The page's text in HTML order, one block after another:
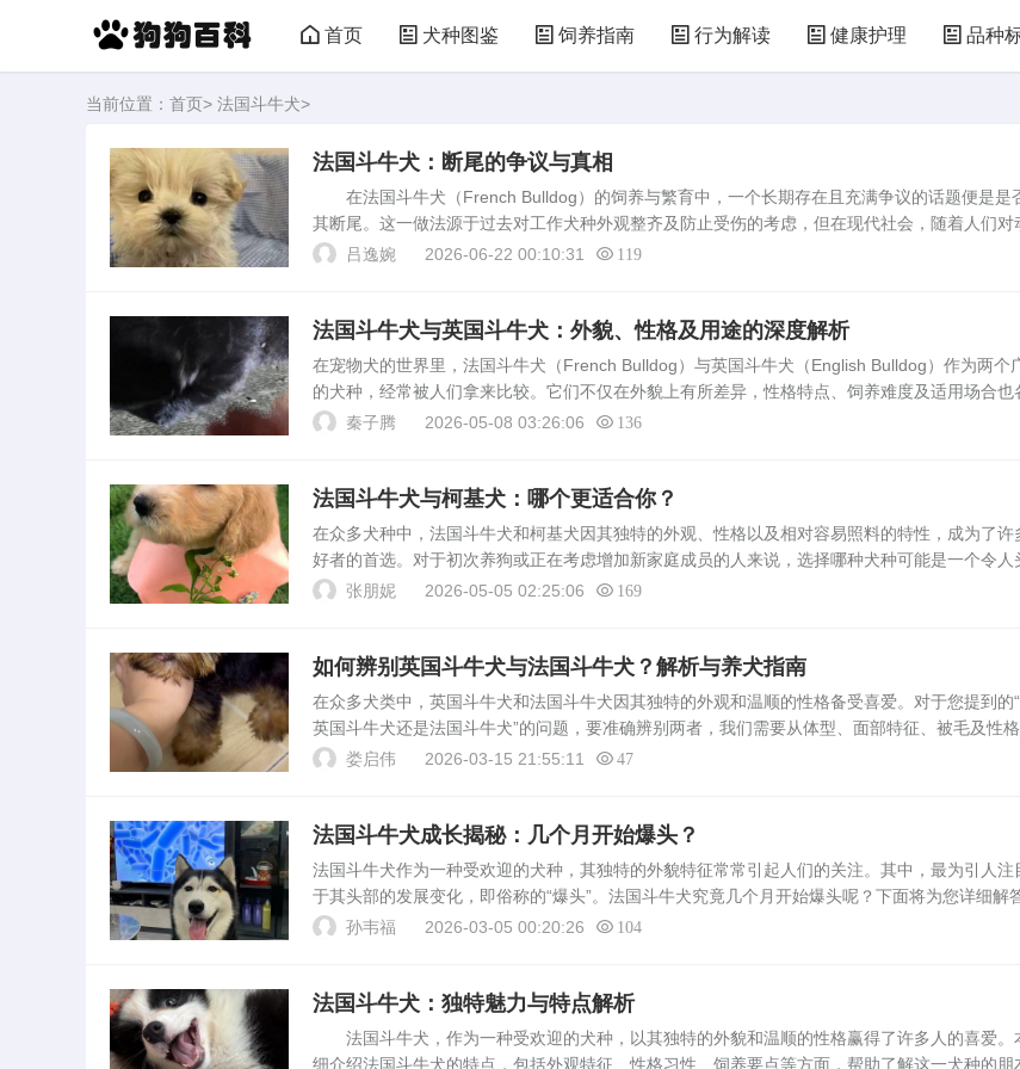
首页 犬种图鉴 饲养指南 行为解读 健康护理 品种
当前位置： 首页> 法国斗牛犬>
法国斗牛犬：断尾的争议与真相
在法国斗牛犬（French Bulldog）的饲养与繁育中，一个长期存在且充满争议的话题便是是
其断尾。这一做法源于过去对工作犬种外观整齐及防止受伤的考虑，但在现代社会，随着人们对
和自然状态的重视，这一传统做法受到了前所未有的质疑。本文旨在通过分析断尾的背景、科学
吕逸婉 2026-06-22 00:10:31 119
法国斗牛犬与英国斗牛犬：外貌、性格及用途的深度解析
在宠物犬的世界里，法国斗牛犬（French Bulldog）与英国斗牛犬（English Bulldog）作为两个
的犬种，经常被人们拿来比较。它们不仅在外貌上有所差异，性格特点、饲养难度及适用场合也
色。本文旨在通过数据和实际观察，深入探讨这两种犬只的异同，帮助潜在的主人做出更明智的
秦子腾 2026-05-08 03:26:06 136
法国斗牛犬与柯基犬：哪个更适合你？
在众多犬种中，法国斗牛犬和柯基犬因其独特的外观、性格以及相对容易照料的特性，成为了许
好者的首选。对于初次养狗或正在考虑增加新家庭成员的人来说，选择哪种犬种可能是一个令人
题。本文将基于两者的性格特点、健康状况、护理需求、训练难易度以及饲养成本等方面，进行
张朋妮 2026-05-05 02:25:06 169
如何辨别英国斗牛犬与法国斗牛犬？解析与养犬指南
在众多犬类中，英国斗牛犬和法国斗牛犬因其独特的外观和温顺的性格备受喜爱。对于您提到的
英国斗牛犬还是法国斗牛犬”的问题，要准确辨别两者，我们需要从体型、面部特征、被毛及性格
进行考量。英国斗牛犬与法国斗牛犬的辨别1. 体型：英国斗牛犬体格健壮，中等身躯，肌肉发达
娄启伟 2026-03-15 21:55:11 47
法国斗牛犬成长揭秘：几个月开始爆头？
法国斗牛犬作为一种受欢迎的犬种，其独特的外貌特征常常引起人们的关注。其中，最为引人注
于其头部的发展变化，即俗称的“爆头”。法国斗牛犬究竟几个月开始爆头呢？下面将为您详细解
题。法国斗牛犬的爆头过程是其生长发育中的重要阶段，通常发生在犬只的幼犬期。法国斗牛犬
孙韦福 2026-03-05 00:20:26 104
法国斗牛犬：独特魅力与特点解析
法国斗牛犬，作为一种受欢迎的犬种，以其独特的外貌和温顺的性格赢得了许多人的喜爱。
细介绍法国斗牛犬的特点，包括外观特征、性格习性、饲养要点等方面，帮助了解这一犬种的朋